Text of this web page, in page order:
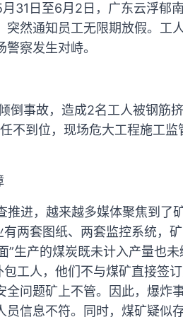
31日至6月2日，广东云浮郁
然通知员工无限期放假。工
察发生对峙。
倒事故，造成2名工人被钢筋
不到位，现场危大工程施工监
进，越来越多媒体聚焦到了
两套图纸、两套监控系统，
”生产的煤炭既未计入产量也未
工人，他们不与煤矿直接签
问题矿上不管。因此，爆炸
信息不符。同时，煤矿疑似